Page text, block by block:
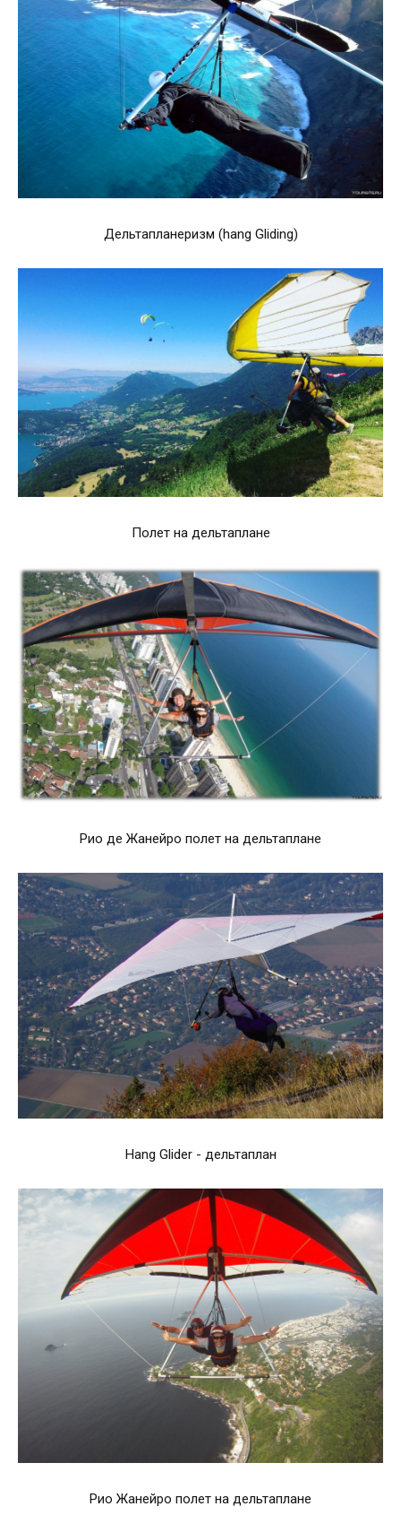
Дельтапланеризм (hang Gliding)
Полет на дельтаплане
Рио де Жанейро полет на дельтаплане
Hang Glider - дельтаплан
Рио Жанейро полет на дельтаплане